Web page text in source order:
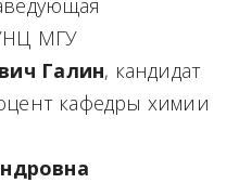
МГУ
Галин, кандидат
кафедры химии